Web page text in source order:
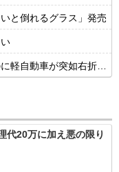
と倒れるグラス」発売
ってた三人組が車を捨て逃走ｗｗｗｗｗｗ
代20万に加え悪の限り